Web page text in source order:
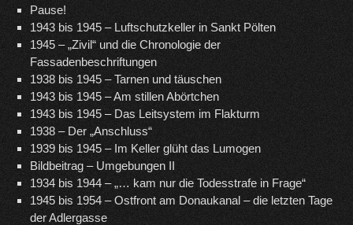
Pause!
1943 bis 1945 – Luftschutzkeller in Sankt Pölten
1945 – „Zivil“ und die Chronologie der
Fassadenbeschriftungen
1938 bis 1945 – Tarnen und täuschen
1943 bis 1945 – Am stillen Abörtchen
1943 bis 1945 – Das Leitsystem im Flakturm
1938 – Der „Anschluss“
1939 bis 1945 – Im Keller glüht das Lumogen
Bildbeitrag – Umgebungen II
1934 bis 1944 – „… kam nur die Todesstrafe in Frage“
1945 bis 1954 – Ostfront am Donaukanal – die letzten Tage
der Adlergasse